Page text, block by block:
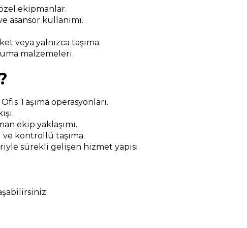
ekipmanlar.
asansör kullanımı.
veya yalnızca taşıma.
malzemeleri.
Taşıma operasyonları.
ekip yaklaşımı.
ve kontrollü taşıma.
sürekli gelişen hizmet yapısı.